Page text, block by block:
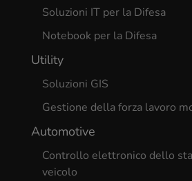
Soluzioni IT per la Difesa
Notebook per la Difesa
Utility
Soluzioni GIS
Gestione della forza lavoro
Automotive
Controllo elettronico dello
veicolo